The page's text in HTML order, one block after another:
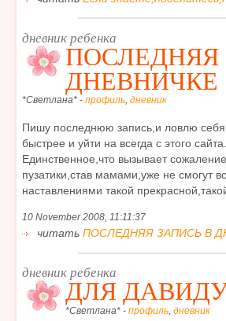
дневник ребенка
ПОСЛЕДНЯЯ
ДНЕВНИЧКЕ
*Светлана* - профиль, дневник
Пишу последнюю запись,и ловлю себя
быстрее и уйти на всегда с этого
Единственное,что вызывает
пузатики,став мамами,уже не смогут
наставлениями такой
10 November 2008, 11:11:37
читать ПОСЛЕДНЯЯ ЗАПИСЬ В
дневник ребенка
ДЛЯ
*Светлана* - профиль, дневник